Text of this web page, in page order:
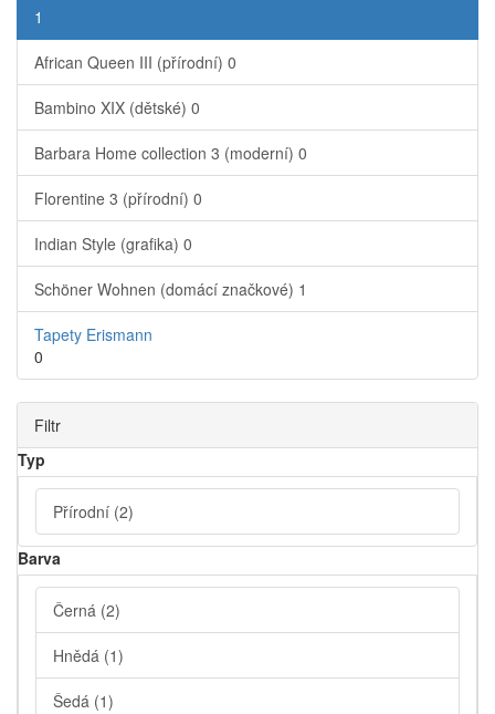
1
African Queen III (přírodní) 0
Bambino XIX (dětské) 0
Barbara Home collection 3 (moderní) 0
Florentine 3 (přírodní) 0
Indian Style (grafika) 0
Schöner Wohnen (domácí značkové) 1
Tapety Erismann
0
Filtr
Typ
Přírodní (2)
Barva
Černá (2)
Hnědá (1)
Šedá (1)